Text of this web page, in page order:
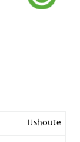
IJshoute